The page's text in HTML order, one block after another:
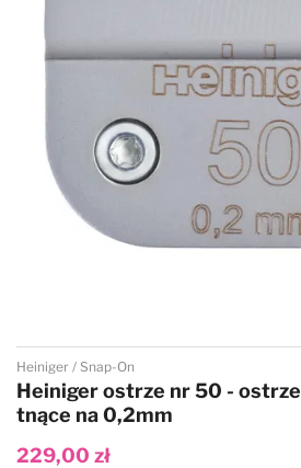
Przejdź na początek galerii
Heiniger Snap-On
Heiniger ostrze nr 50 -
tnące na 0,2mm
229,00 zł